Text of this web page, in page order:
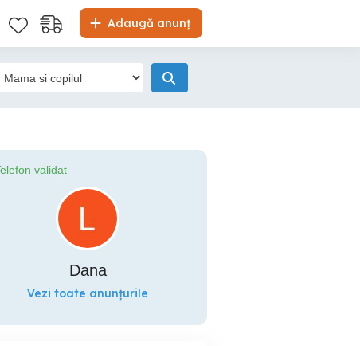
Adaugă anunț
validat
Dana
Vezi toate anunțurile